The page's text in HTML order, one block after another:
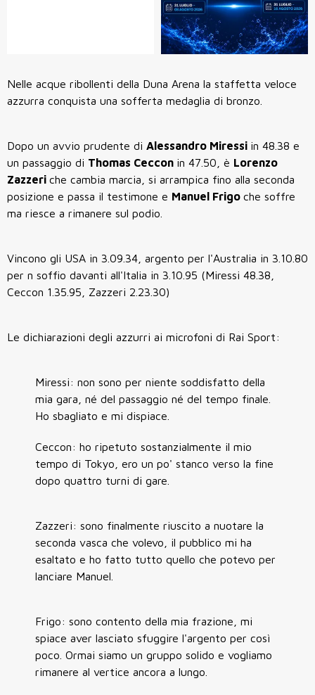
Nelle acque ribollenti della Duna Arena la staffetta veloce
azzurra conquista una sofferta medaglia di bronzo.
Dopo un avvio prudente di Alessandro Miressi in 48.38 e
un passaggio di Thomas Ceccon in 47.50, è Lorenzo
Zazzeri che cambia marcia, si arrampica fino alla seconda
posizione e passa il testimone e Manuel Frigo che soffre
ma riesce a rimanere sul podio.
Vincono gli USA in 3.09.34, argento per l'Australia in 3.10.80
per n soffio davanti all'Italia in 3.10.95 (Miressi 48.38,
Ceccon 1.35.95, Zazzeri 2.23.30)
Le dichiarazioni degli azzurri ai microfoni di Rai Sport:
Miressi: non sono per niente soddisfatto della
mia gara, né del passaggio né del tempo finale.
Ho sbagliato e mi dispiace.
Ceccon: ho ripetuto sostanzialmente il mio
tempo di Tokyo, ero un po' stanco verso la fine
dopo quattro turni di gare.
Zazzeri: sono finalmente riuscito a nuotare la
seconda vasca che volevo, il pubblico mi ha
esaltato e ho fatto tutto quello che potevo per
lanciare Manuel.
Frigo: sono contento della mia frazione, mi
spiace aver lasciato sfuggire l'argento per così
poco. Ormai siamo un gruppo solido e vogliamo
rimanere al vertice ancora a lungo.